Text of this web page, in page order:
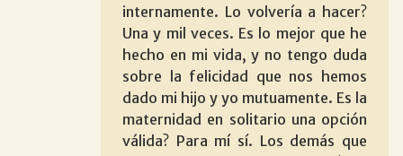
internamente. Lo volvería a hacer?
Una y mil veces. Es lo mejor que he
hecho en mi vida, y no tengo duda
sobre la felicidad que nos hemos
dado mi hijo y yo mutuamente. Es la
maternidad en solitario una opción
válida? Para mí sí. Los demás que